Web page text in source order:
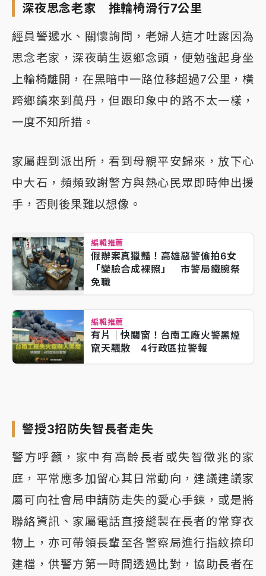
深夜思念老家 推輪椅滑行7公里
經員警遞水、關懷詢問，老婦人這才吐露因為
思念老家，深夜萌生返鄉念頭，便勉強起身坐
上輪椅離開，在黑暗中一路位移超過7公里，橫
跨鄉鎮來到萬丹，但跟印象中的路不太一樣，
一度不知所措。
家屬趕到派出所，看到母親平安歸來，放下心
中大石，頻頻致謝警方與熱心民眾即時伸出援
手，否則後果難以想像。
編輯推薦
假辦案真獵豔！高雄惡警偷拍6女
「變臉合成裸照」 市警局鐵腕祭
免職
編輯推薦
有片｜快關窗！台南工廠火警黑煙
竄天飄散 4行政區拉警報
警授3招防失智長者走失
警方呼籲，家中有高齡長者或失智徵兆的家
庭，平常應多加留心其日常動向，建議建議家
屬可向社會局申請防走失的愛心手鍊，或是將
聯絡資訊、家屬電話直接縫製在長者的常穿衣
物上，亦可帶領長輩至各警察局進行指紋捺印
建檔，供警方第一時間透過比對，協助長者在